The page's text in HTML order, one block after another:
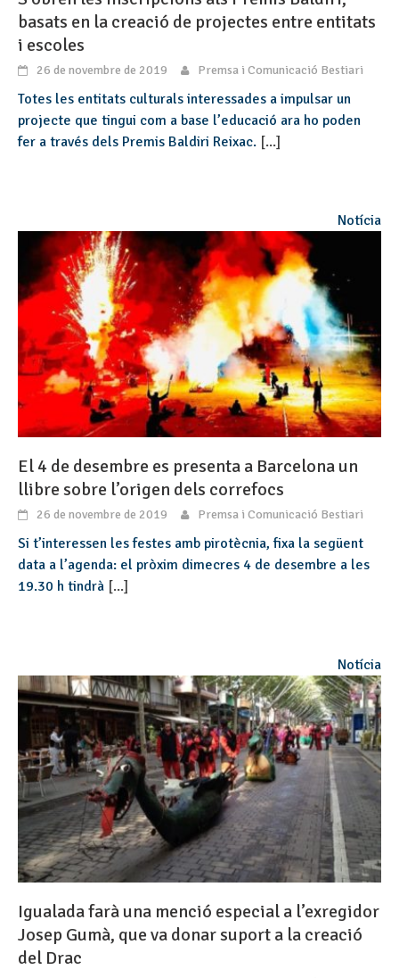
basats en la creació de projectes entre entitats
i escoles
26 de novembre de 2019 Premsa i Comunicació Bestiari
Totes les entitats culturals interessades a impulsar un
projecte que tingui com a base l’educació ara ho poden
fer a través dels Premis Baldiri Reixac. [...]
Notícia
El 4 de desembre es presenta a Barcelona un
llibre sobre l’origen dels correfocs
26 de novembre de 2019 Premsa i Comunicació Bestiari
Si t’interessen les festes amb pirotècnia, fixa la següent
data a l’agenda: el pròxim dimecres 4 de desembre a les
19.30 h tindrà [...]
Notícia
Igualada farà una menció especial a l’exregidor
Josep Gumà, que va donar suport a la creació
del Drac